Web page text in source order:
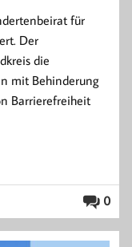
für
Der
die
mit Behinderung
Barrierefreiheit
0